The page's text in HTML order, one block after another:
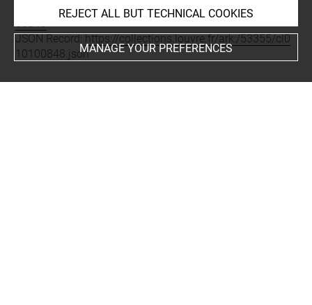
Permalink:https://collections.louvre.fr/ark:/53355/cl0101
JSON Record:https://collections.louvre.fr/ark:/53355/cl0
10100848.json
REJECT ALL BUT TECHNICAL COOKIES
MANAGE YOUR PREFERENCES